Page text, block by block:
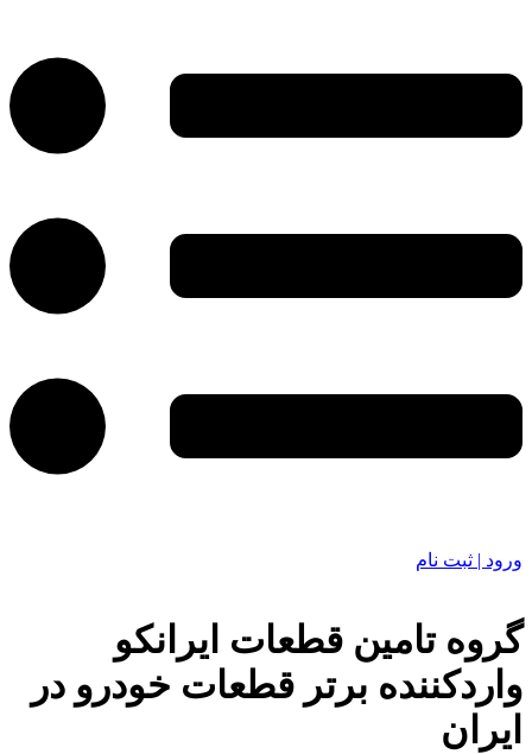
ورود | ثبت نام
گروه تامین قطعات ایرانکو
واردکننده برتر قطعات خودرو در
ایران